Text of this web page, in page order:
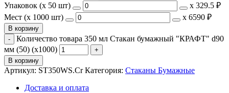
Упаковок (x 50 шт)
х 329.5 ₽
Мест (x 1000 шт)
х 6590 ₽
В корзину
Количество товара 350 мл Стакан бумажный "КРАФТ" d90
мм (50) (х1000)
В корзину
Артикул: ST350WS.Cr Категория: Стаканы Бумажные
Доставка и оплата